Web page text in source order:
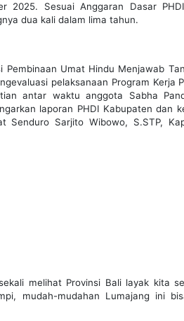
2025. Sesuai Anggaran Dasar
dua kali dalam lima tahun.
Umat Hindu Menjawab
pelaksanaan Program Kerja
antar waktu anggota Sabha
laporan PHDI Kabupaten dan
Sarjito Wibowo, S.STP,
melihat Provinsi Bali layak kita
mudah-mudahan Lumajang ini